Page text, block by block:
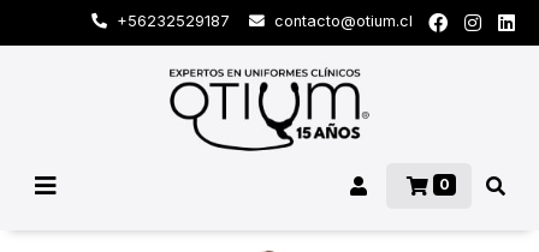
+56232529187 contacto@otium.cl
0